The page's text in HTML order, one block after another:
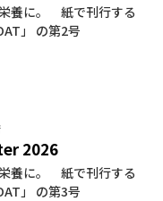
養に。 紙で刊行する
」 の第2号
2026
養に。 紙で刊行する
」 の第3号